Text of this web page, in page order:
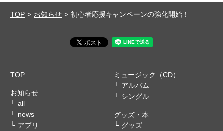
TOP お知らせ 初心者応援キャンペーンの強化開始！
TOP
お知らせ
all
news
アプリ
ミュージック（CD）
アルバム
シングル
グッズ・本
グッズ